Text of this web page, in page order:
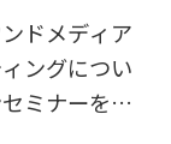
ドメディア
ングについ
ミナーを毎
2024年12